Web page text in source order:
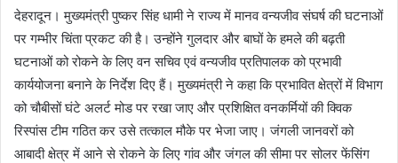
a
n
i
l
देहरादून। मुख्यमंत्री पुष्कर सिंह धामी ने राज्य में मानव वन्यजीव संघर्ष की घटनाओं
पर गम्भीर चिंता प्रकट की है। उन्होंने गुलदार और बाघों के हमले की बढ़ती
घटनाओं को रोकने के लिए वन सचिव एवं वन्यजीव प्रतिपालक को प्रभावी
कार्ययोजना बनाने के निर्देश दिए हैं। मुख्यमंत्री ने कहा कि प्रभावित क्षेत्रों में विभाग
को चौबीसों घंटे अलर्ट मोड पर रखा जाए और प्रशिक्षित वनकर्मियों की क्विक
रिस्पांस टीम गठित कर उसे तत्काल मौके पर भेजा जाए। जंगली जानवरों को
आबादी क्षेत्र में आने से रोकने के लिए गांव और जंगल की सीमा पर सोलर फेंसिंग